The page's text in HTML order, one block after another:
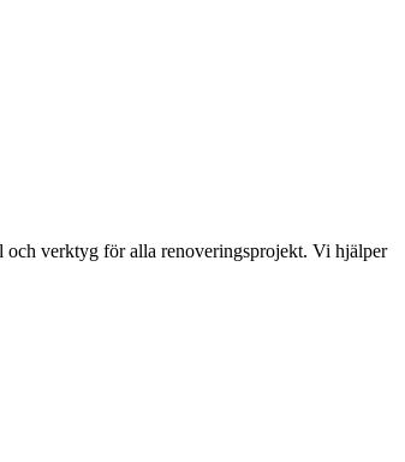
och verktyg för alla renoveringsprojekt. Vi hjälper